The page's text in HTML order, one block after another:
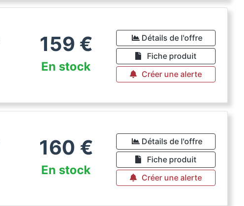
159 €
En stock
Détails de l'offre
Fiche produit
Créer une alerte
160 €
En stock
Détails de l'offre
Fiche produit
Créer une alerte